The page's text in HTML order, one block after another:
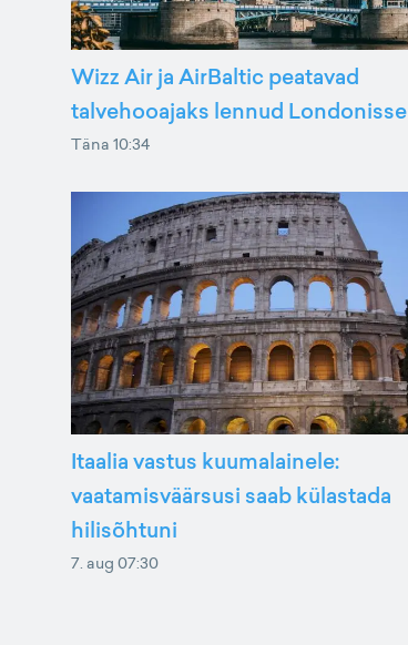
Wizz Air ja AirBaltic peatavad
talvehooajaks lennud Londonisse
Täna 10:34
Itaalia vastus kuumalainele:
vaatamisväärsusi saab külastada
hilisõhtuni
7. aug 07:30